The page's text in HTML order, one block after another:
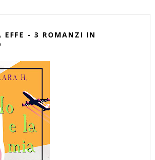
- 3 ROMANZI IN